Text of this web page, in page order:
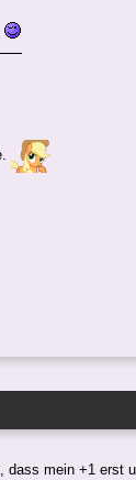
dass mein +1 erst